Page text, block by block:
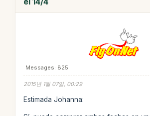
Messages: 825
2015년 1월 07일, 00:29
Estimada Johanna: